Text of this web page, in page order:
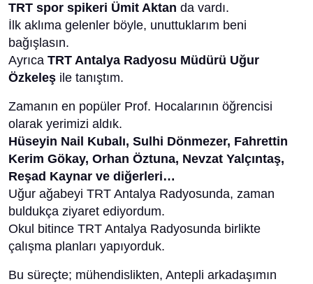
TRT spor spikeri Ümit Aktan da vardı.
İlk aklıma gelenler böyle, unuttuklarım beni
bağışlasın.
Ayrıca TRT Antalya Radyosu Müdürü Uğur
Özkeleş ile tanıştım.
Zamanın en popüler Prof. Hocalarının öğrencisi
olarak yerimizi aldık.
Hüseyin Nail Kubalı, Sulhi Dönmezer, Fahrettin
Kerim Gökay, Orhan Öztuna, Nevzat Yalçıntaş,
Reşad Kaynar ve diğerleri…
Uğur ağabeyi TRT Antalya Radyosunda, zaman
buldukça ziyaret ediyordum.
Okul bitince TRT Antalya Radyosunda birlikte
çalışma planları yapıyorduk.
Bu süreçte; mühendislikten, Antepli arkadaşımın